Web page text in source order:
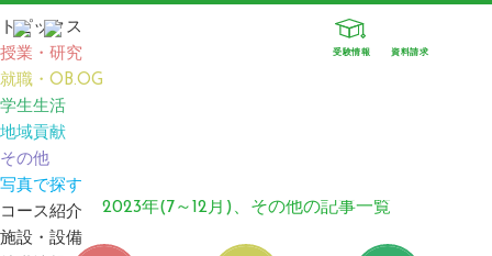
受験情報 資料請求
トピックス
授業・研究
就職・OB.OG
学生生活
地域貢献
その他
写真で探す
コース紹介
施設・設備
2023年(7～12月)、その他の記事一覧